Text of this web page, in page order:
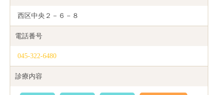
西区中央２－６－８
電話番号
045-322-6480
診療内容